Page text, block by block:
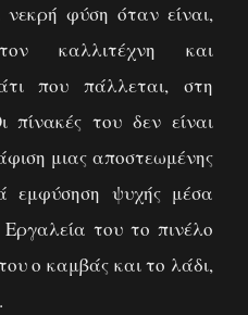
φύση όταν είναι,
καλλιτέχνη και
που πάλλεται, στη
πίνακές του δεν είναι
μιας αποστεωμένης
εμφύσηση ψυχής μέσα
του το πινέλο
ο καμβάς και το λάδι,